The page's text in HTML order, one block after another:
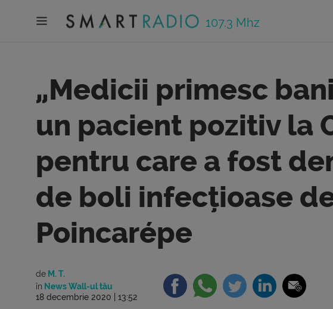
107.3 Mhz
„Medicii primesc
un pacient pozitiv la
pentru care a fost
de boli infecțioase
Poincarépe
de M. T.
în News Wall-ul tău
18 decembrie 2020 | 13:52